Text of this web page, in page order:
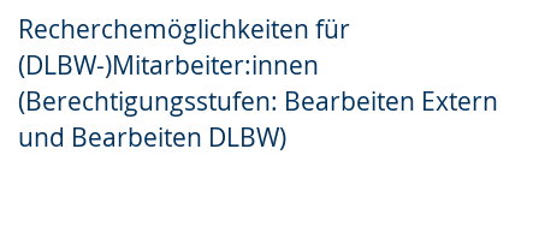
Recherchemöglichkeiten für
(DLBW-)Mitarbeiter:innen
(Berechtigungsstufen: Bearbeiten Extern
und Bearbeiten DLBW)
wechseln.
Deutscher
Gebärdensprache
wird
angezeigt.